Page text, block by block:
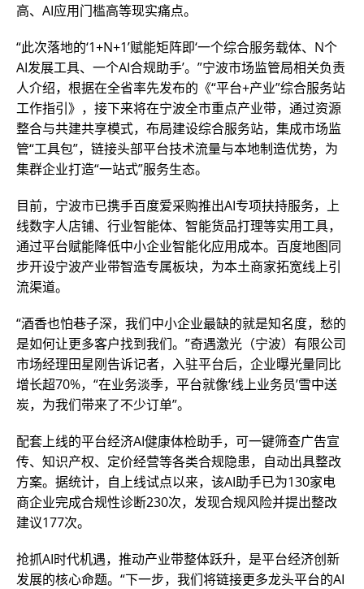
高、AI应用门槛高等现实痛点。
“此次落地的‘1+N+1’赋能矩阵即‘一个综合服务载体、N个
AI发展工具、一个AI合规助手’。”宁波市场监管局相关负责
人介绍，根据在全省率先发布的《“平台+产业”综合服务站
工作指引》，接下来将在宁波全市重点产业带，通过资源
整合与共建共享模式，布局建设综合服务站，集成市场监
管“工具包”，链接头部平台技术流量与本地制造优势，为
集群企业打造“一站式”服务生态。
目前，宁波市已携手百度爱采购推出AI专项扶持服务，上
线数字人店铺、行业智能体、智能货品打理等实用工具，
通过平台赋能降低中小企业智能化应用成本。百度地图同
步开设宁波产业带智造专属板块，为本土商家拓宽线上引
流渠道。
“酒香也怕巷子深，我们中小企业最缺的就是知名度，愁的
是如何让更多客户找到我们。”奇遇激光（宁波）有限公司
市场经理田星刚告诉记者，入驻平台后，企业曝光量同比
增长超70%，“在业务淡季，平台就像‘线上业务员’雪中送
炭，为我们带来了不少订单”。
配套上线的平台经济AI健康体检助手，可一键筛查广告宣
传、知识产权、定价经营等各类合规隐患，自动出具整改
方案。据统计，自上线试点以来，该AI助手已为130家电
商企业完成合规性诊断230次，发现合规风险并提出整改
建议177次。
抢抓AI时代机遇，推动产业带整体跃升，是平台经济创新
发展的核心命题。“下一步，我们将链接更多龙头平台的AI